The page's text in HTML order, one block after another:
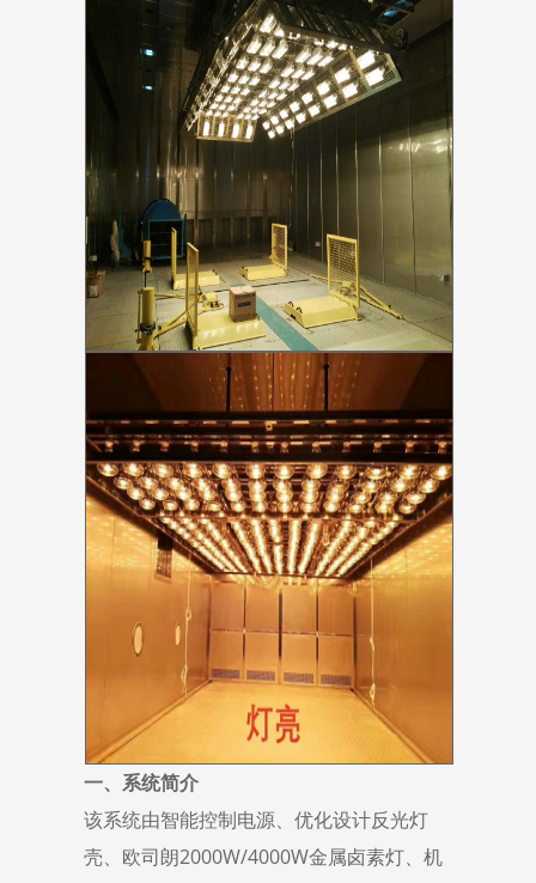
一、 系统简介
该系统由智能控制电源、优化设计反光灯
壳、欧司朗2000W/4000W金属卤素灯、机